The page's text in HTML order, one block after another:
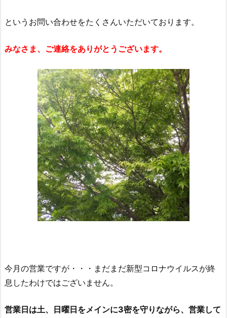
というお問い合わせをたくさんいただいております。
みなさま、ご連絡をありがとうございます。
今月の営業ですが・・・まだまだ新型コロナウイルスが終
息したわけではございません。
営業日は土、日曜日をメインに3密を守りながら、営業して